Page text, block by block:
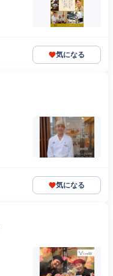
気になる
気になる